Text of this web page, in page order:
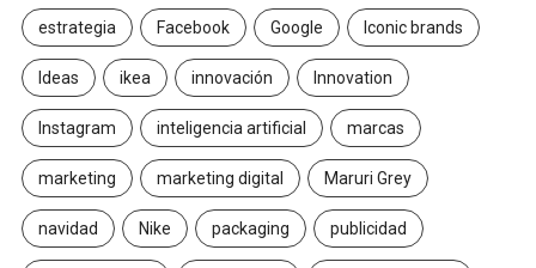
estrategia Facebook Google Iconic brands
Ideas ikea innovación Innovation
Instagram inteligencia artificial marcas
marketing marketing digital Maruri Grey
navidad Nike packaging publicidad